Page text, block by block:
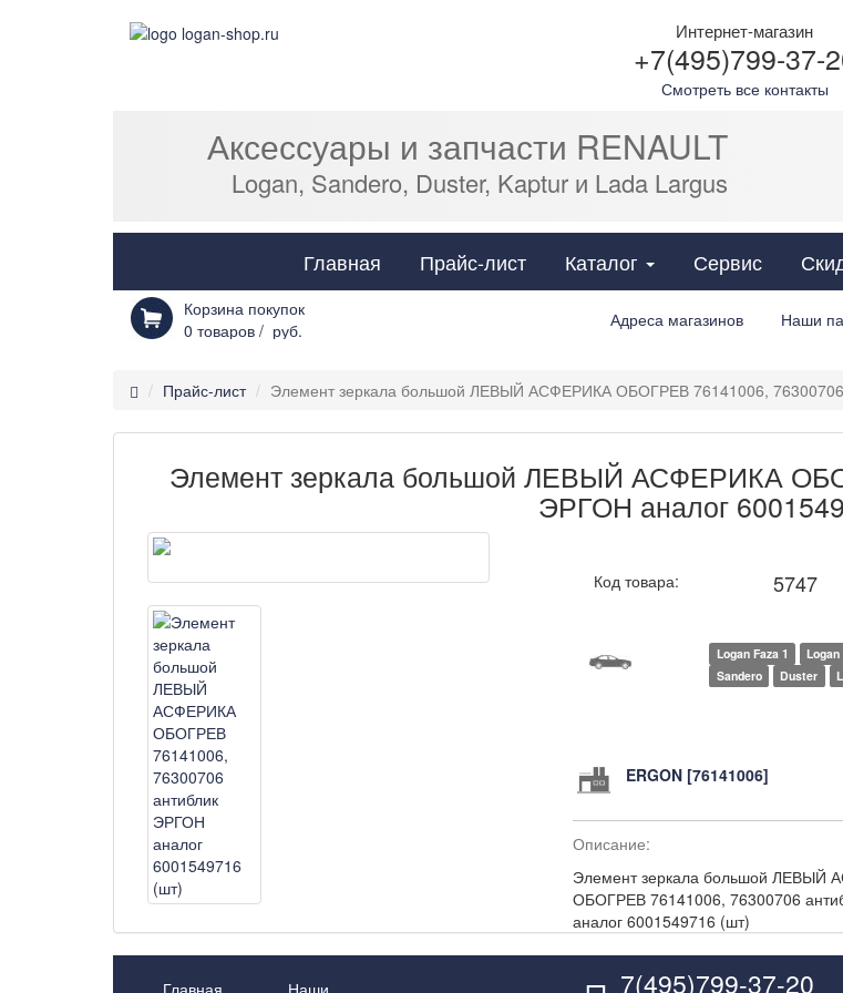
Интернет-магазин
+7(495)799-37-
Смотреть все контакты
Аксессуары и запчасти RENAULT
Logan, Sandero, Duster, Kaptur и Lada Largus
Главная Прайс-лист Каталог Cats Сервис
Корзина покупок
0 товаров / руб. Адреса магазинов Наши
Прайс-лист Элемент зеркала большой ЛЕВЫЙ АСФЕРИКА ОБОГРЕВ 76141006,
Элемент зеркала большой ЛЕВЫЙ АСФЕРИКА
ЭРГОН аналог
Код товара: 5747
Logan Faza 1
Logan
Sandero
Duster
ERGON [76141006]
Описание:
Элемент зеркала большой ЛЕВЫЙ
ОБОГРЕВ 76141006, 76300706
аналог 6001549716 (шт)
Главная Наши 7(495)799-37-20